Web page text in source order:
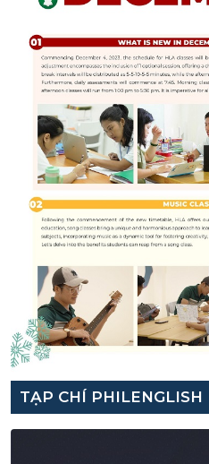
TẠP CHÍ PHILENGLISH